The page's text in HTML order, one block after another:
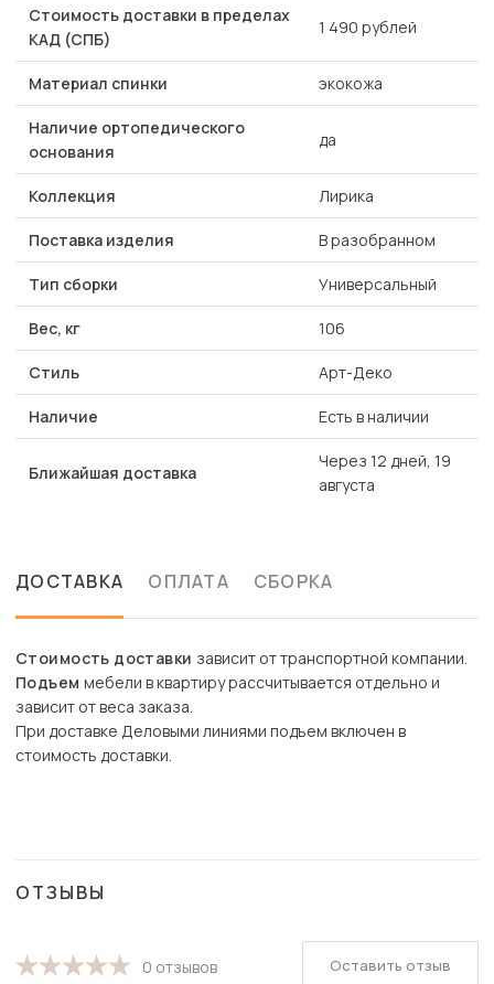
Стоимость доставки в пределах
КАД (СПБ)
1 490 рублей
Материал спинки экокожа
Наличие ортопедического
основания
да
Коллекция Лирика
Поставка изделия В разобранном
Тип сборки Универсальный
Вес, кг 106
Стиль Арт-Деко
Наличие Есть в наличии
Ближайшая доставка
Через 12 дней, 19
августа
ДОСТАВКА ОПЛАТА СБОРКА
Стоимость доставки зависит от транспортной компании.
Подъем мебели в квартиру рассчитывается отдельно и
зависит от веса заказа.
При доставке Деловыми линиями подъем включен в
стоимость доставки.
ОТЗЫВЫ
0 отзывов Оставить отзыв